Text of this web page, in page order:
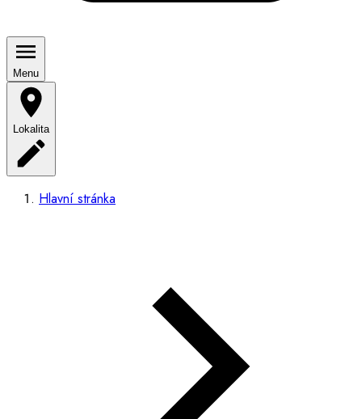
Menu
Lokalita
Hlavní stránka